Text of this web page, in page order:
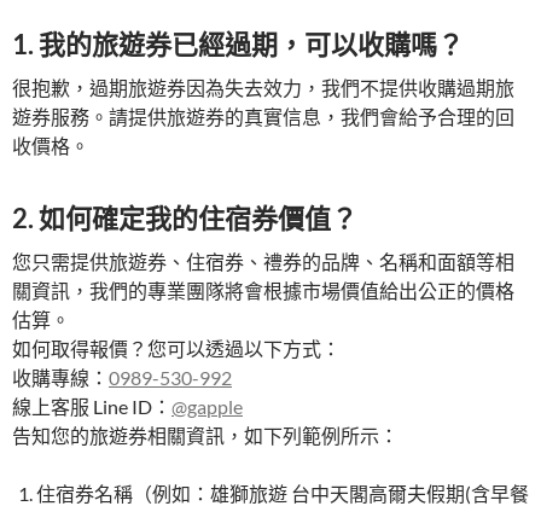
1. 我的旅遊券已經過期，可以收購嗎？
很抱歉，過期旅遊券因為失去效力，我們不提供收購過期旅
遊券服務。請提供旅遊券的真實信息，我們會給予合理的回
收價格。
2. 如何確定我的住宿券價值？
您只需提供旅遊券、住宿券、禮券的品牌、名稱和面額等相
關資訊，我們的專業團隊將會根據市場價值給出公正的價格
估算。
如何取得報價？您可以透過以下方式：
收購專線： 0989-530-992
線上客服 Line ID： @gapple
告知您的旅遊券相關資訊，如下列範例所示：
住宿券名稱（例如：雄獅旅遊 台中天閣高爾夫假期(含早餐